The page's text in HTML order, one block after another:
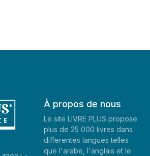
À propos de nous
Le site LIVRE PLUS propose
plus de 25 000 livres dans
differentes langues telles
que l'arabe, l'anglais et le